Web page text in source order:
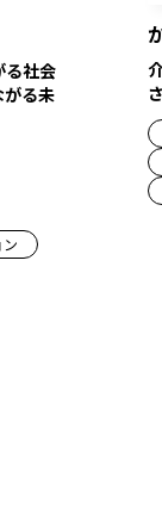
る社会
る未